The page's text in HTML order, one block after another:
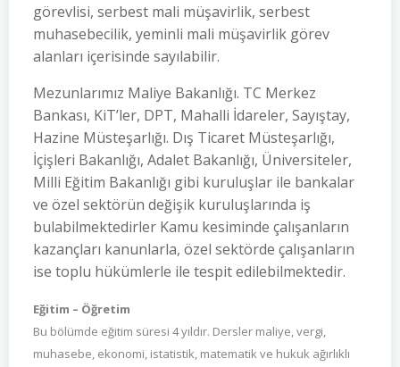
görevlisi, serbest mali müşavirlik, serbest
muhasebecilik, yeminli mali müşavirlik görev
alanları içerisinde sayılabilir.
Mezunlarımız Maliye Bakanlığı. TC Merkez
Bankası, KiT’ler, DPT, Mahalli İdareler, Sayıştay,
Hazine Müsteşarlığı. Dış Ticaret Müsteşarlığı,
İçişleri Bakanlığı, Adalet Bakanlığı, Üniversiteler,
Milli Eğitim Bakanlığı gibi kuruluşlar ile bankalar
ve özel sektörün değişik kuruluşlarında iş
bulabilmektedirler Kamu kesiminde çalışanların
kazançları kanunlarla, özel sektörde çalışanların
ise toplu hükümlerle ile tespit edilebilmektedir.
Eğitim – Öğretim
Bu bölümde eğitim süresi 4 yıldır. Dersler maliye, vergi,
muhasebe, ekonomi, istatistik, matematik ve hukuk ağırlıklı